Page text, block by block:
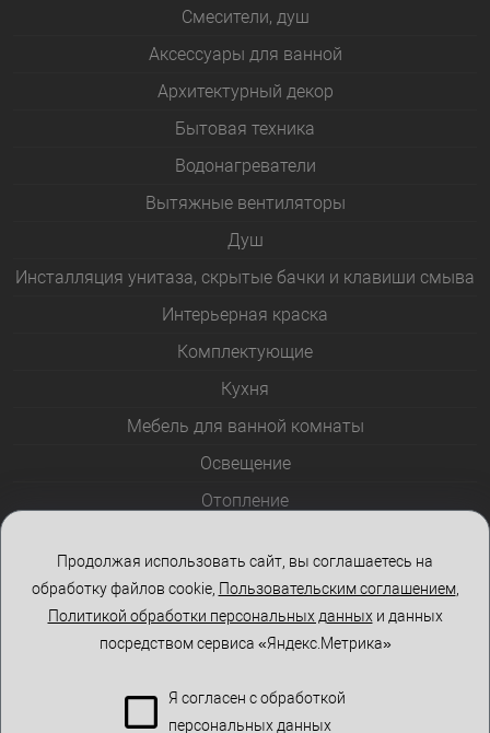
Смесители, душ
Аксессуары для ванной
Архитектурный декор
Бытовая техника
Водонагреватели
Вытяжные вентиляторы
Душ
Инсталляция унитаза, скрытые бачки и клавиши смыва
Интерьерная краска
Комплектующие
Кухня
Мебель для ванной комнаты
Освещение
Отопление
Розетки и выключатели
Стеклоблоки
Столы и стулья
Продолжая использовать сайт, вы соглашаетесь на
обработку файлов cookie, Пользовательским соглашением,
Политикой обработки персональных данных и данных
посредством сервиса «Яндекс.Метрика»
Я согласен с обработкой
персональных данных